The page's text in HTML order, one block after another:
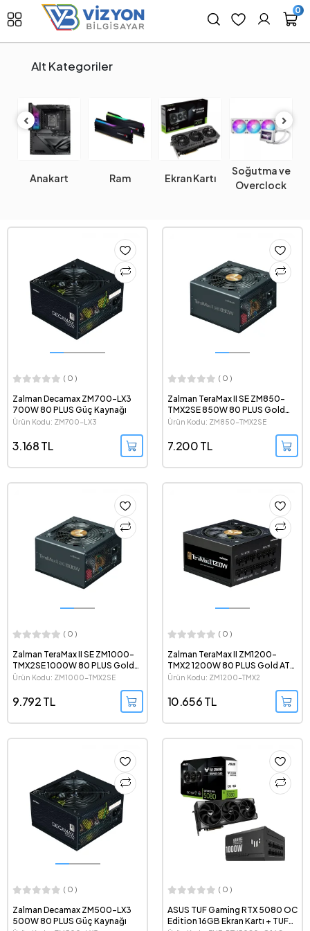
0
Alt Kategoriler
Anakart Ram Ekran Kartı
Soğutma ve
Overclock
( 0 )
Zalman Decamax ZM700-LX3
700W 80 PLUS Güç Kaynağı
Ürün Kodu: ZM700-LX3
3.168 TL
( 0 )
Zalman TeraMax II SE ZM850-
TMX2SE 850W 80 PLUS Gold
ATX 3.1 PCIe 5.1 Modüler Güç
Ürün Kodu: ZM850-TMX2SE
7.200 TL
( 0 )
Zalman TeraMax II SE ZM1000-
TMX2SE 1000W 80 PLUS Gold
ATX 3.1 PCIe 5.1 Modüler Güç
Ürün Kodu: ZM1000-TMX2SE
9.792 TL
( 0 )
Zalman TeraMax II ZM1200-
TMX2 1200W 80 PLUS Gold ATX
3.0 PCIe 5.0 Modüler Güç
Ürün Kodu: ZM1200-TMX2
10.656 TL
( 0 )
Zalman Decamax ZM500-LX3
500W 80 PLUS Güç Kaynağı
( 0 )
ASUS TUF Gaming RTX 5080 OC
Edition 16GB Ekran Kartı + TUF